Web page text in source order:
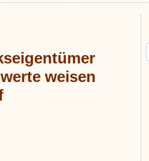
weisen